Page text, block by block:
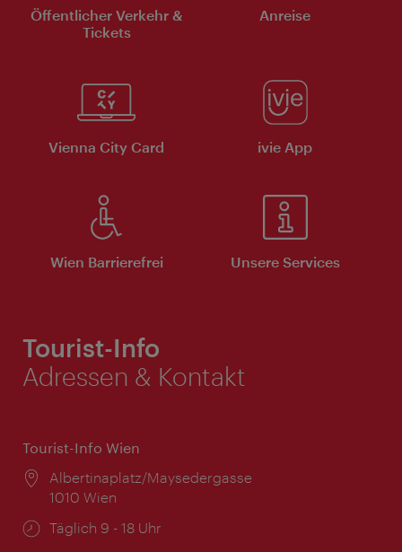
Öffentlicher Verkehr &
Tickets
Anreise
Vienna City Card ivie App
Wien Barrierefrei Unsere Services
Tourist-Info
Adressen & Kontakt
Tourist-Info Wien
Ort:
Albertinaplatz/Maysedergasse
1010 Wien
Öffnungszeiten:
Täglich 9 - 18 Uhr